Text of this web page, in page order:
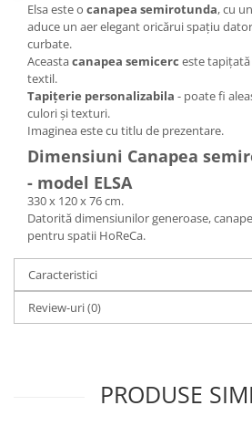
Elsa este o canapea semirotunda, cu
aduce un aer elegant oricărui spațiu
curbate.
Aceastacanapea semicerc este
textil.
Tapițerie personalizabila - poate fi
culori și texturi.
Imaginea este cu titlu de prezentare.
Dimensiuni Canapea
- model ELSA
330 x 120 x 76 cm.
Datorită dimensiunilor generoase,
pentru spatii HoReCa.
Caracteristici
Review-uri(0)
PRODUSE